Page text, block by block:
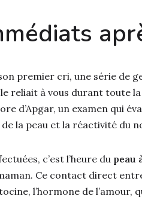
premier cri, une série de
reliait à vous durant toute la
d’Apgar, un examen qui
la peau et la réactivité du
c’est l’heure du peau
Ce contact direct
l’hormone de